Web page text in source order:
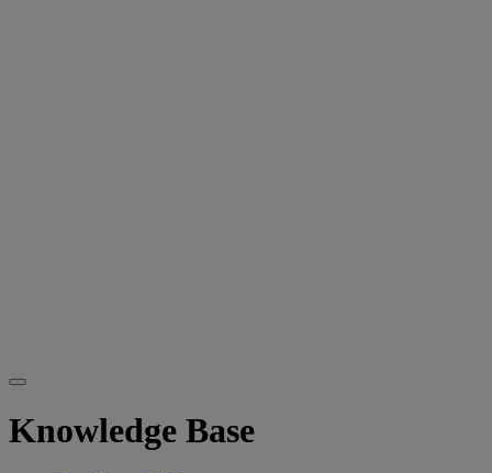
Knowledge Base